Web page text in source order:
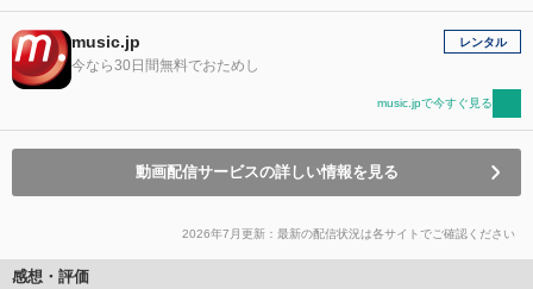
music.jp
今なら30日間無料でおためし
レンタル
music.jpで今すぐ見る
動画配信サービスの詳しい情報を見る
2026年7月更新：最新の配信状況は各サイトでご確認ください
感想・評価